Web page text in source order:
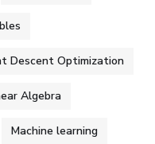
Descent Optimization
Algebra
Machine learning